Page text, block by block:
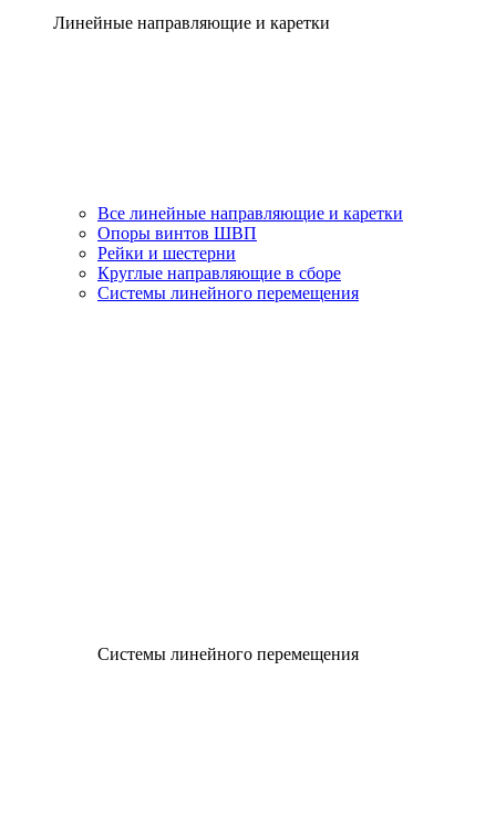
Линейные направляющие и каретки
Все линейные направляющие и каретки
Опоры винтов ШВП
Рейки и шестерни
Круглые направляющие в сборе
Системы линейного перемещения
Системы линейного перемещения